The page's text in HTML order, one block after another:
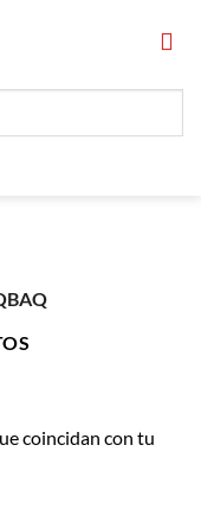
coincidan con tu